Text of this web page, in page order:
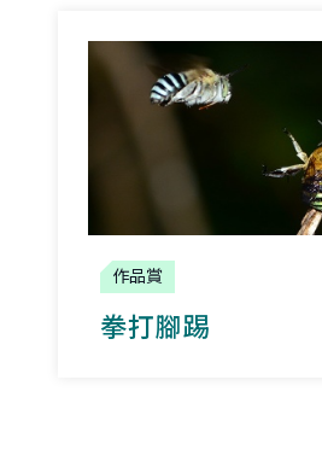
作品賞
拳打腳踢